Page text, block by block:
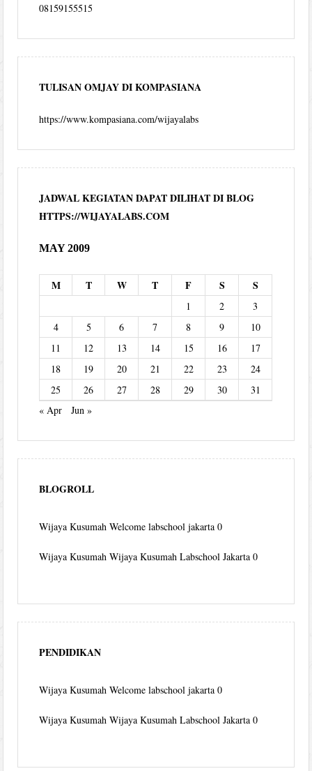
08159155515
TULISAN OMJAY DI KOMPASIANA
https://www.kompasiana.com/wijayalabs
JADWAL KEGIATAN DAPAT DILIHAT DI BLOG
HTTPS://WIJAYALABS.COM
MAY 2009
M T W T F S S
1 2
3
4
5 6 7 8 9
10
11
12 13 14 15 16
17
18
19 20 21 22 23
24
25
26 27 28 29 30
31
« Apr
Jun »
BLOGROLL
Wijaya Kusumah Welcome labschool jakarta 0
Wijaya Kusumah Wijaya Kusumah Labschool Jakarta 0
PENDIDIKAN
Wijaya Kusumah Welcome labschool jakarta 0
Wijaya Kusumah Wijaya Kusumah Labschool Jakarta 0